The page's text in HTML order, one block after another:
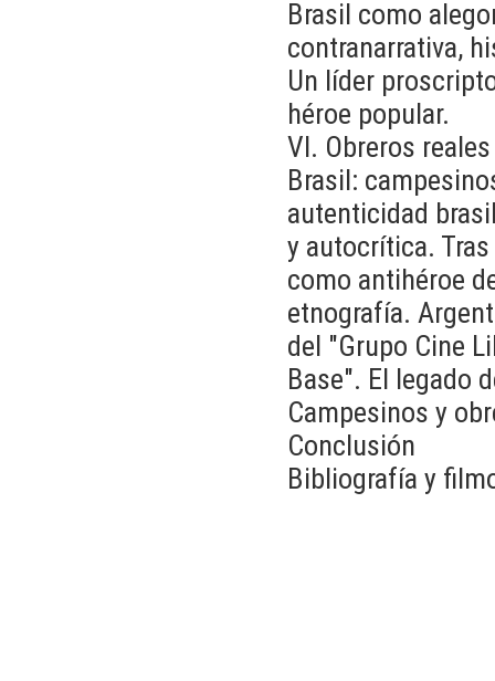
Brasil como
contranarrativa,
Un líder
héroe popular.
VI. Obreros
Brasil:
autenticidad
y autocrítica.
como antihéroe
etnografía.
del "Grupo Cine
Base". El legado
Campesinos y
Conclusión
Bibliografía y